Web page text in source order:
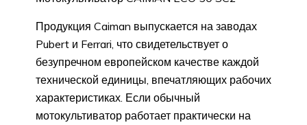
Продукция Caiman выпускается на заводах
Pubert и Ferrari, что свидетельствует о
безупречном европейском качестве каждой
технической единицы, впечатляющих рабочих
характеристиках. Если обычный
мотокультиватор работает практически на